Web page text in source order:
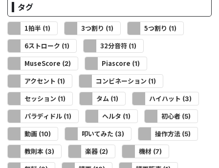
タグ
1拍半 (1) 3つ割り (1) 5つ割り (1)
6ストローク (1) 32分音符 (1)
MuseScore (2) Piascore (1)
アクセント (1) コンビネーション (1)
セッション (1) タム (1) ハイハット (3)
パラディドル (1) ヘルタ (1) 初心者 (5)
動画 (10) 叩いてみた (3) 操作方法 (5)
教則本 (3) 楽器 (2) 機材 (7)